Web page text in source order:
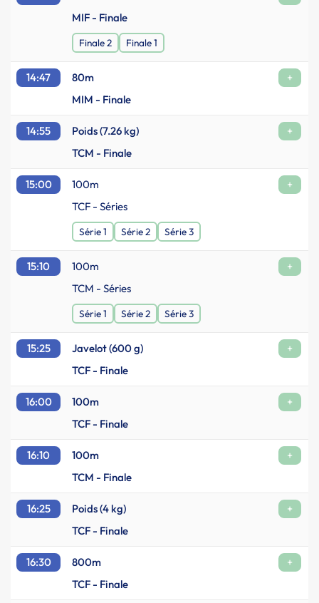
MIF - Finale
Finale 2 Finale 1
14:47 80m
+
MIM - Finale
14:55 Poids (7.26 kg)
+
TCM - Finale
15:00 100m
+
TCF - Séries
Série 1 Série 2 Série 3
15:10 100m
+
TCM - Séries
Série 1 Série 2 Série 3
15:25 Javelot (600 g)
+
TCF - Finale
16:00 100m
+
TCF - Finale
16:10 100m
+
TCM - Finale
16:25 Poids (4 kg)
+
TCF - Finale
16:30 800m
+
TCF - Finale